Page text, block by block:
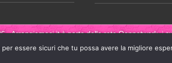
- Arrangiamoci.it è parte della rete Qonnetwork, i
per essere sicuri che tu possa avere la migliore